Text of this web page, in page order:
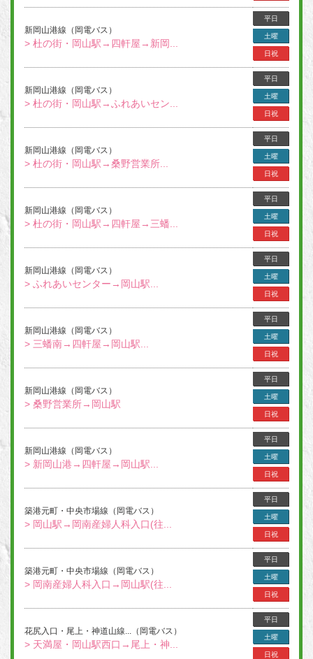
新岡山港線（岡電バス）
> 杜の街・岡山駅→四軒屋→新岡...
平日
土曜
日祝
新岡山港線（岡電バス）
> 杜の街・岡山駅→ふれあいセン...
平日
土曜
日祝
新岡山港線（岡電バス）
> 杜の街・岡山駅→桑野営業所...
平日
土曜
日祝
新岡山港線（岡電バス）
> 杜の街・岡山駅→四軒屋→三蟠...
平日
土曜
日祝
新岡山港線（岡電バス）
> ふれあいセンター→岡山駅...
平日
土曜
日祝
新岡山港線（岡電バス）
> 三蟠南→四軒屋→岡山駅...
平日
土曜
日祝
新岡山港線（岡電バス）
> 桑野営業所→岡山駅
平日
土曜
日祝
新岡山港線（岡電バス）
> 新岡山港→四軒屋→岡山駅...
平日
土曜
日祝
築港元町・中央市場線（岡電バス）
> 岡山駅→岡南産婦人科入口(往...
平日
土曜
日祝
築港元町・中央市場線（岡電バス）
> 岡南産婦人科入口→岡山駅(往...
平日
土曜
日祝
花尻入口・尾上・神道山線...（岡電バス）
> 天満屋・岡山駅西口→尾上・神...
平日
土曜
日祝